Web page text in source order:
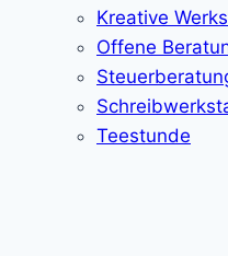
Kreative
Offene
Teestunde